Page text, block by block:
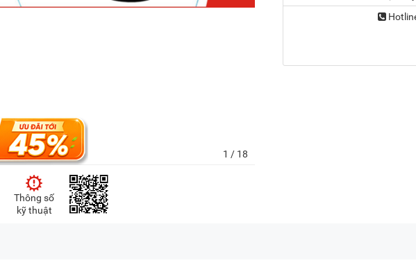
1 / 18
Thông số
kỹ thuật
Địa chỉ: